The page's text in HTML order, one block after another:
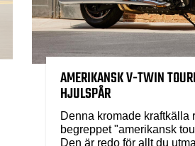
AMERIKANSK V-TWIN
HJULSPÅR
Denna kromade kraftkälla
begreppet "amerikansk
Den är redo för allt du